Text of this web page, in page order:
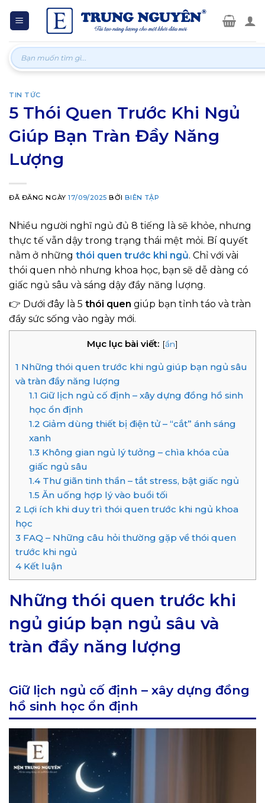
Tìm
kiếm:
TIN TỨC
5 Thói Quen Trước Khi Ngủ
Giúp Bạn Tràn Đầy Năng
Lượng
ĐÃ ĐĂNG NGÀY17/09/2025 BỞI BIÊN TẬP
Nhiều người nghĩ ngủ đủ 8 tiếng là sẽ khỏe, nhưng
thực tế vẫn dậy trong trạng thái mệt mỏi. Bí quyết
nằm ở những thói quen trước khi ngủ. Chỉ với vài
thói quen nhỏ nhưng khoa học, bạn sẽ dễ dàng có
giấc ngủ sâu và sáng dậy đầy năng lượng.
👉 Dưới đây là 5 thói quen giúp bạn tỉnh táo và tràn
đầy sức sống vào ngày mới.
Mục lục bài viết: [ẩn]
1 Những thói quen trước khi ngủ giúp bạn ngủ sâu
và tràn đầy năng lượng
1.1 Giữ lịch ngủ cố định – xây dựng đồng hồ sinh
học ổn định
1.2 Giảm dùng thiết bị điện tử – “cắt” ánh sáng
xanh
1.3 Không gian ngủ lý tưởng – chìa khóa của
giấc ngủ sâu
1.4Thư giãn tinh thần – tắt stress, bật giấc ngủ
1.5 Ăn uống hợp lý vào buổi tối
2 Lợi ích khi duy trì thói quen trước khi ngủ khoa
học
3 FAQ – Những câu hỏi thường gặp về thói quen
trước khi ngủ
4Kết luận
Những thói quen trước khi
ngủ giúp bạn ngủ sâu và
tràn đầy năng lượng
Giữ lịch ngủ cố định – xây dựng đồng
hồ sinh học ổn định